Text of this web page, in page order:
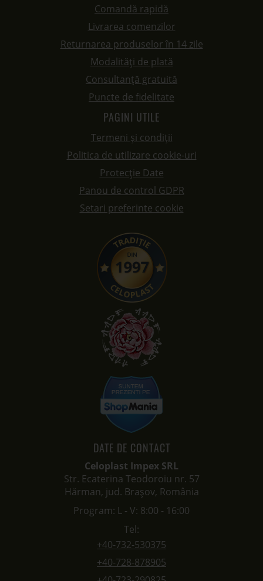
Comandă rapidă
Livrarea comenzilor
Returnarea produselor în 14 zile
Modalități de plată
Consultanță gratuită
Puncte de fidelitate
PAGINI UTILE
Termeni și condiții
Politica de utilizare cookie-uri
Protecție Date
Panou de control GDPR
Setari preferinte cookie
DATE DE CONTACT
Celoplast Impex SRL
Str. Ecaterina Teodoroiu nr. 57
Hărman, jud. Brașov, România
Program: L - V: 8:00 - 16:00
Tel:
+40-732-530375
+40-728-878905